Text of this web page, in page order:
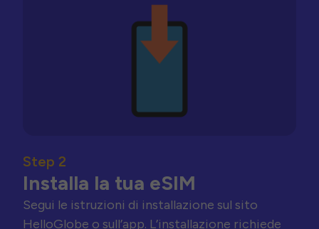
Step 2
Installa la tua eSIM
Segui le istruzioni di installazione sul sito
HelloGlobe o sull’app. L’installazione richiede